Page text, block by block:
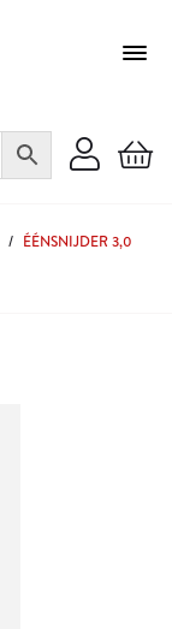
/ ÉÉNSNIJDER 3,0